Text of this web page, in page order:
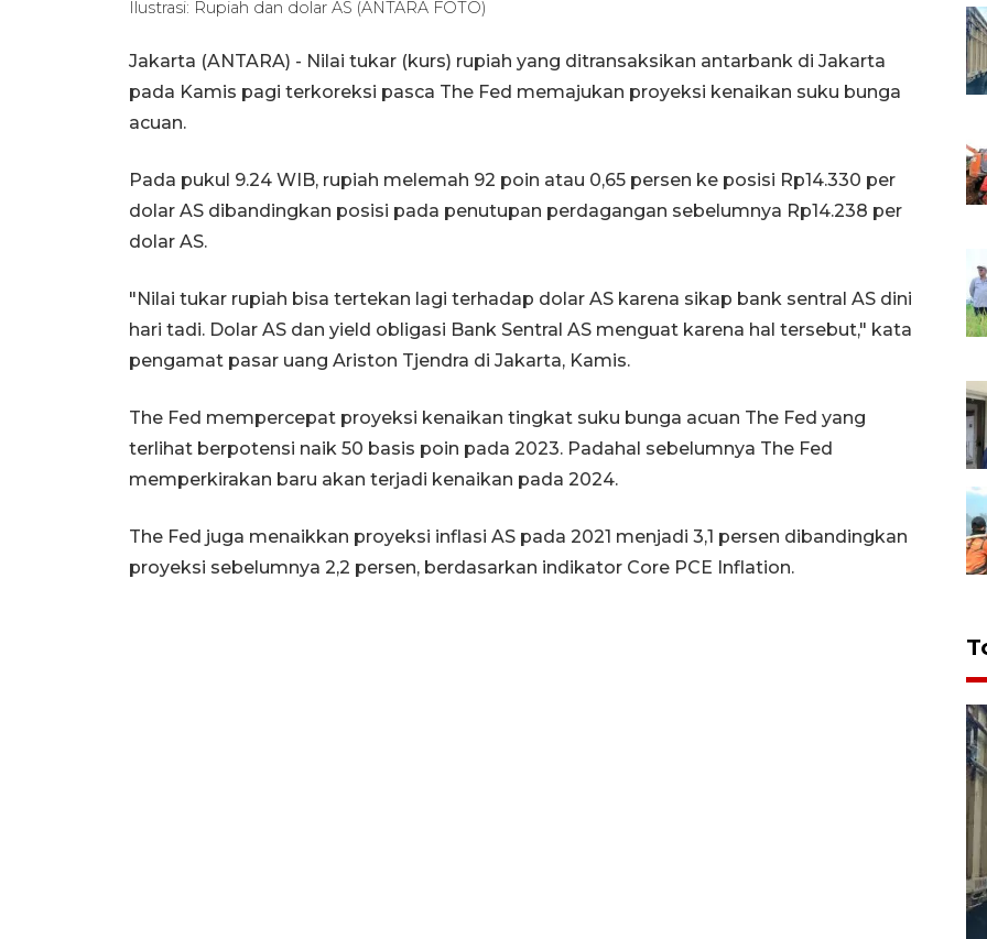
Ilustrasi: Rupiah dan dolar AS (ANTARA FOTO)
Jakarta (ANTARA) - Nilai tukar (kurs) rupiah yang ditransaksikan antarbank di Jakarta
pada Kamis pagi terkoreksi pasca The Fed memajukan proyeksi kenaikan suku bunga
acuan.
Pada pukul 9.24 WIB, rupiah melemah 92 poin atau 0,65 persen ke posisi Rp14.330 per
dolar AS dibandingkan posisi pada penutupan perdagangan sebelumnya Rp14.238 per
dolar AS.
"Nilai tukar rupiah bisa tertekan lagi terhadap dolar AS karena sikap bank sentral AS dini
hari tadi. Dolar AS dan yield obligasi Bank Sentral AS menguat karena hal tersebut," kata
pengamat pasar uang Ariston Tjendra di Jakarta, Kamis.
The Fed mempercepat proyeksi kenaikan tingkat suku bunga acuan The Fed yang
terlihat berpotensi naik 50 basis poin pada 2023. Padahal sebelumnya The Fed
memperkirakan baru akan terjadi kenaikan pada 2024.
The Fed juga menaikkan proyeksi inflasi AS pada 2021 menjadi 3,1 persen dibandingkan
proyeksi sebelumnya 2,2 persen, berdasarkan indikator Core PCE Inflation.